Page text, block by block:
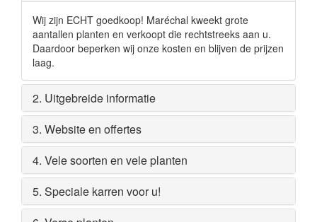
Wij zijn ECHT goedkoop! Maréchal kweekt grote
aantallen planten en verkoopt die rechtstreeks aan u.
Daardoor beperken wij onze kosten en blijven de prijzen
laag.
2. Uitgebreide informatie
3. Website en offertes
4. Vele soorten en vele planten
5. Speciale karren voor u!